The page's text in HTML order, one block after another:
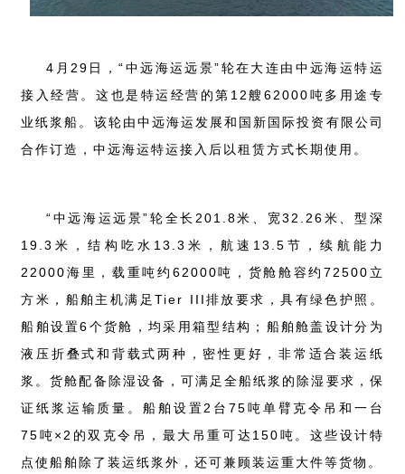
4月29日，“中远海运远景”轮在大连由中远海运特运
接入经营。这也是特运经营的第12艘62000吨多用途专
业纸浆船。该轮由中远海运发展和国新国际投资有限公司
合作订造，中远海运特运接入后以租赁方式长期使用。
“中远海运远景”轮全长201.8米、宽32.26米、型深
19.3米，结构吃水13.3米，航速13.5节，续航能力
22000海里，载重吨约62000吨，货舱舱容约72500立
方米，船舶主机满足Tier III排放要求，具有绿色护照。
船舶设置6个货舱，均采用箱型结构；船舶舱盖设计分为
液压折叠式和背载式两种，密性更好，非常适合装运纸
浆。货舱配备除湿设备，可满足全船纸浆的除湿要求，保
证纸浆运输质量。船舶设置2台75吨单臂克令吊和一台
75吨×2的双克令吊，最大吊重可达150吨。这些设计特
点使船舶除了装运纸浆外，还可兼顾装运重大件等货物。